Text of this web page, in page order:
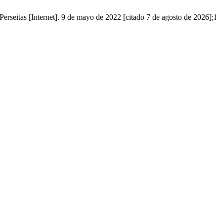
[Internet]. 9 de mayo de 2022 [citado 7 de agosto de